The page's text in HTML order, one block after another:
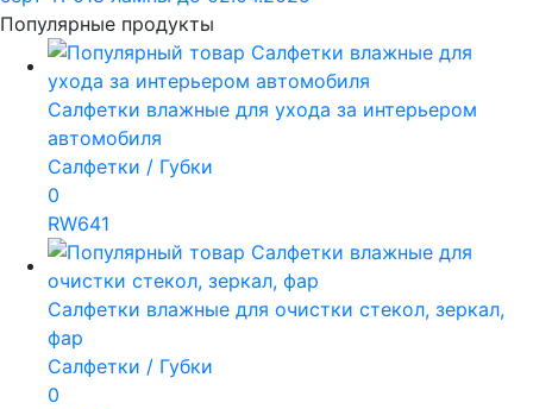
Популярные продукты
Салфетки влажные для ухода за интерьером
автомобиля
Салфетки / Губки
0
RW641
Салфетки влажные для очистки стекол, зеркал,
фар
Салфетки / Губки
0